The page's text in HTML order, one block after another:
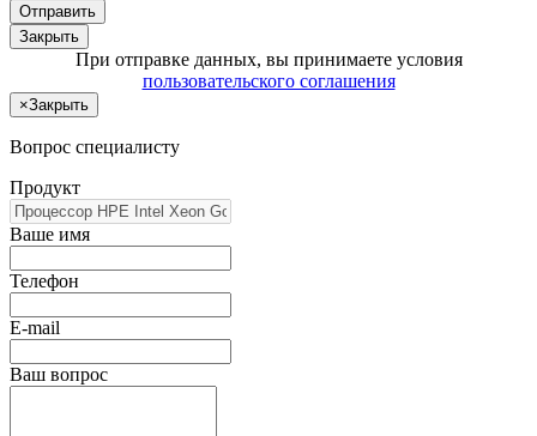
Отправить
Закрыть
При отправке данных, вы принимаете условия
пользовательского соглашения
×Закрыть
Вопрос специалисту
Продукт
Ваше имя
Телефон
E-mail
Ваш вопрос